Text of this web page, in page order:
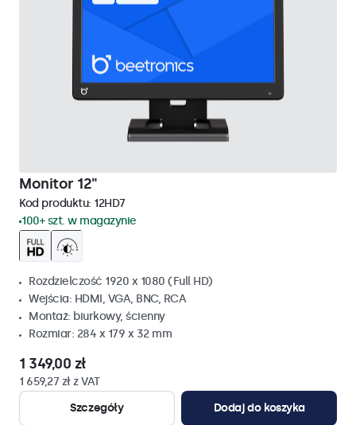
Monitor 12"
Kod produktu: 12HD7
100+ szt. w magazynie
Rozdzielczość 1920 x 1080 (Full HD)
Wejścia: HDMI, VGA, BNC, RCA
Montaż: biurkowy, ścienny
Rozmiar: 284 x 179 x 32 mm
1 349,00 zł
1 659,27 zł z VAT
Szczegóły
Dodaj do koszyka